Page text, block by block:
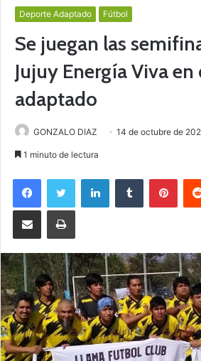
Deporte Adaptado Fútbol
Se juegan las
Jujuy Energía Viva
adaptado
GONZALO DIAZ 14 de octubre de
1 minuto de lectura
FacebookTwitter LinkedInTumblr
Compartir por correo electrónicoImprimir